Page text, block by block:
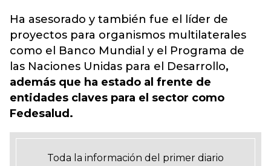
Ha asesorado y también fue el líder de
proyectos para organismos multilaterales
como el Banco Mundial y el Programa de
las Naciones Unidas para el Desarrollo,
además que ha estado al frente de
entidades claves para el sector como
Fedesalud.
Toda la información del primer diario